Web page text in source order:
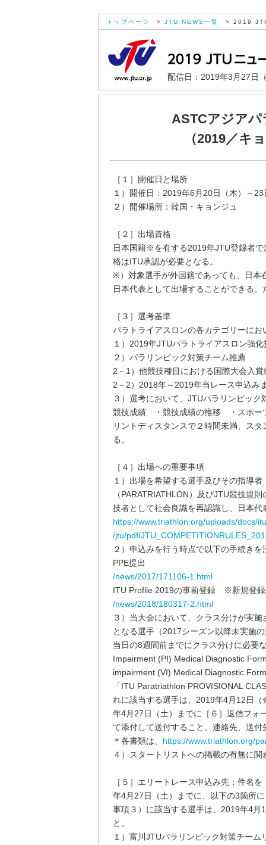
トップページ > JTU NEWS一覧 > 2019
配信日：2019年3月27日
ASTCアジア
（2019／キ
［１］開催日と場所
１）開催日：2019年6月20日（木）～
２）開催場所：韓国・キョンジュ
［２］出場資格
日本国籍※を有する2019年JTU登録者
格はITU承認が必要となる。
※）対象選手が外国籍であっても、日本
日本代表として出場することができる
［３］選考基準
パラトライアスロンの各カテゴリーに
１）2019年JTUパラトライアスロン強
２）パラリンピック対策チーム推薦
2－1）他競技種目における国際大会入賞
2－2）2018年～2019年当レース申込み
３）選考において、JTUパラリンピッ
競技成績 ・競技成績の推移 ・スポー
リントディスタンスで２時間未満、ス
る。
［４］出場への重要事項
１）出場を希望する選手及びその指導
（PARATRIATHLON）及びJTU競技規
技者として社会良識を再認識し、日本
https://www.triathlon.org/uploads/docs/
/jtu/pdf/
２）申込みを行う時点で以下の手続き
PPE提出
/news/2017/171106-1.html
ITU Profile 2019の事前登録 ※新規登録
/news/2018/180317-2.html
３）当大会において、クラス分けが実
となる選手（2017シーズン以降未実施
当日の8週間前までにクラス分けに必要
Impairment (PI) Medical Diagnostic
impairment (VI) Medical Diagnostic
「ITU Paratriathlon PROVISIONAL
れに該当する選手は、2019年4月12日
年4月27日（土）までに［６］返信フォ
て添付して送付すること。連絡先、送
＊各書類は、 https://www.triathlon.org/
４）スタートリストへの掲載の有無に
［５］エリートレース申込み先：件名
年4月27日（土）までに、以下の3箇所
事項３）に該当する選手は、2019年4
と。
１）富川JTUパラリンピック対策チーム